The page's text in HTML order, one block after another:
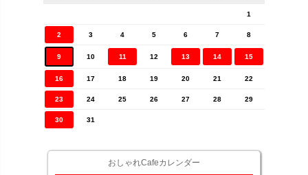
1
2 3 4 5 6 7 8
9 10 11 12 13 14 15
16 17 18 19 20 21 22
23 24 25 26 27 28 29
30 31
おしゃれCafeカレンダー